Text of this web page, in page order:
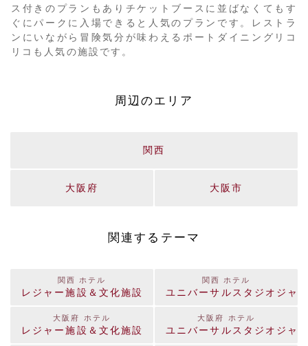
ス付きのプランもありチケットブースに並ばなくてもす
ぐにパークに入場できると人気のプランです。レストラ
ンにいながら冒険気分が味わえるポートダイニングリコ
リコも人気の施設です。
周辺のエリア
大阪市
大阪府
関西
関連するテーマ
大阪府 ホテル
ユニバーサルスタジオジャ
大阪府 ホテル
レジャー施設＆文化施設
関西 ホテル
ユニバーサルスタジオジャ
関西 ホテル
レジャー施設＆文化施設